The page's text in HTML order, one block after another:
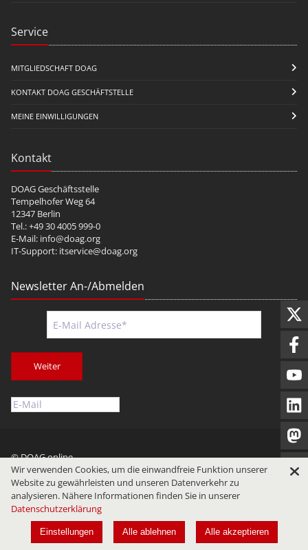
Service
MITGLIEDSCHAFT DOAG
KONTAKT DOAG GESCHÄFTSTELLE
MEINE EINWILLIGUNGEN
Kontakt
DOAG Geschäftsstelle
Tempelhofer Weg 64
12347 Berlin
Tel.: +49 30 4005 999-0
E-Mail: info@doag.org
IT-Support: itservice@doag.org
Newsletter An-/Abmelden
Weiter
© DOAG online
Impressum
Datenschutz Nutzungsbedingungen
Wir verwenden Cookies, um die einwandfreie Funktion unserer
Website zu gewährleisten und unseren Datenverkehr zu
analysieren. Nähere Informationen finden Sie in unserer
Datenschutzerklärung
Einstellungen Alle ablehnen Alle akzeptieren